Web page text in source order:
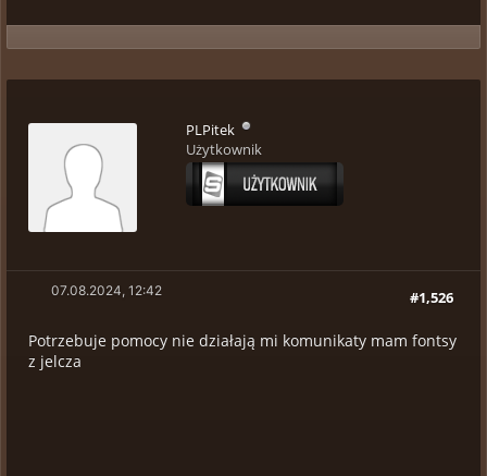
PLPitek
Użytkownik
#1,526
07.08.2024, 12:42
Potrzebuje pomocy nie działają mi komunikaty mam fontsy
z jelcza